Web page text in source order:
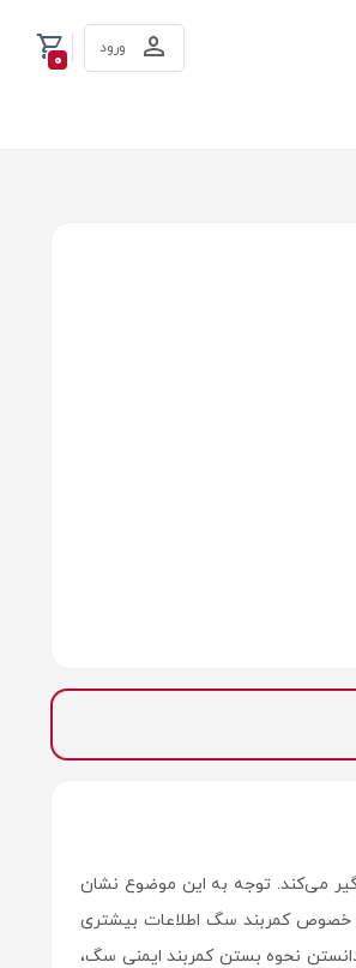
0
ورود
می‌کند. توجه به این موضوع نشان
خصوص کمربند سگ اطلاعات بیشتری
نحوه بستن کمربند ایمنی سگ،